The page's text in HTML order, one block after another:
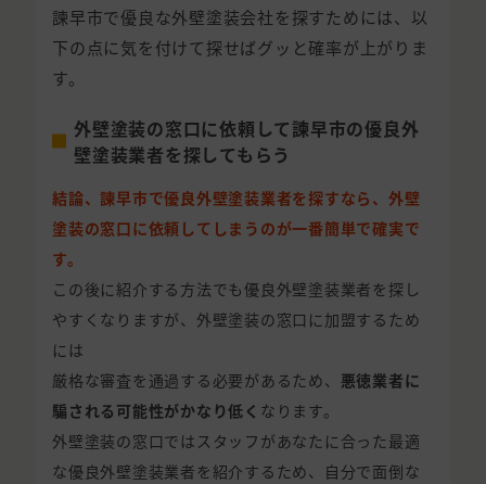
諫早市で優良な外壁塗装会社を探すためには、以
下の点に気を付けて探せばグッと確率が上がりま
す。
外壁塗装の窓口に依頼して諫早市の優良外
壁塗装業者を探してもらう
結論、諫早市で優良外壁塗装業者を探すなら、外壁
塗装の窓口に依頼してしまうのが一番簡単で確実で
す。
この後に紹介する方法でも優良外壁塗装業者を探し
やすくなりますが、外壁塗装の窓口に加盟するため
には
厳格な審査を通過する必要があるため、 悪徳業者に
騙される可能性がかなり低く なります。
外壁塗装の窓口ではスタッフがあなたに合った最適
な優良外壁塗装業者を紹介するため、自分で面倒な